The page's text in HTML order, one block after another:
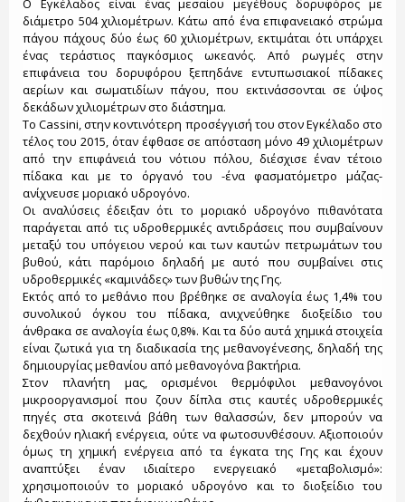
Ο Εγκέλαδος είναι ένας μεσαίου μεγέθους δορυφόρος με
διάμετρο 504 χιλιομέτρων. Κάτω από ένα επιφανειακό στρώμα
πάγου πάχους δύο έως 60 χιλιομέτρων, εκτιμάται ότι υπάρχει
ένας τεράστιος παγκόσμιος ωκεανός. Από ρωγμές στην
επιφάνεια του δορυφόρου ξεπηδάνε εντυπωσιακοί πίδακες
αερίων και σωματιδίων πάγου, που εκτινάσσονται σε ύψος
δεκάδων χιλιομέτρων στο διάστημα.
Το Cassini, στην κοντινότερη προσέγγισή του στον Εγκέλαδο στο
τέλος του 2015, όταν έφθασε σε απόσταση μόνο 49 χιλιομέτρων
από την επιφάνειά του νότιου πόλου, διέσχισε έναν τέτοιο
πίδακα και με το όργανό του -ένα φασματόμετρο μάζας-
ανίχνευσε μοριακό υδρογόνο.
Οι αναλύσεις έδειξαν ότι το μοριακό υδρογόνο πιθανότατα
παράγεται από τις υδροθερμικές αντιδράσεις που συμβαίνουν
μεταξύ του υπόγειου νερού και των καυτών πετρωμάτων του
βυθού, κάτι παρόμοιο δηλαδή με αυτό που συμβαίνει στις
υδροθερμικές «καμινάδες» των βυθών της Γης.
Εκτός από το μεθάνιο που βρέθηκε σε αναλογία έως 1,4% του
συνολικού όγκου του πίδακα, ανιχνεύθηκε διοξείδιο του
άνθρακα σε αναλογία έως 0,8%. Και τα δύο αυτά χημικά στοιχεία
είναι ζωτικά για τη διαδικασία της μεθανογένεσης, δηλαδή της
δημιουργίας μεθανίου από μεθανογόνα βακτήρια.
Στον πλανήτη μας, ορισμένοι θερμόφιλοι μεθανογόνοι
μικροοργανισμοί που ζουν δίπλα στις καυτές υδροθερμικές
πηγές στα σκοτεινά βάθη των θαλασσών, δεν μπορούν να
δεχθούν ηλιακή ενέργεια, ούτε να φωτοσυνθέσουν. Αξιοποιούν
όμως τη χημική ενέργεια από τα έγκατα της Γης και έχουν
αναπτύξει έναν ιδιαίτερο ενεργειακό «μεταβολισμό»:
χρησιμοποιούν το μοριακό υδρογόνο και το διοξείδιο του